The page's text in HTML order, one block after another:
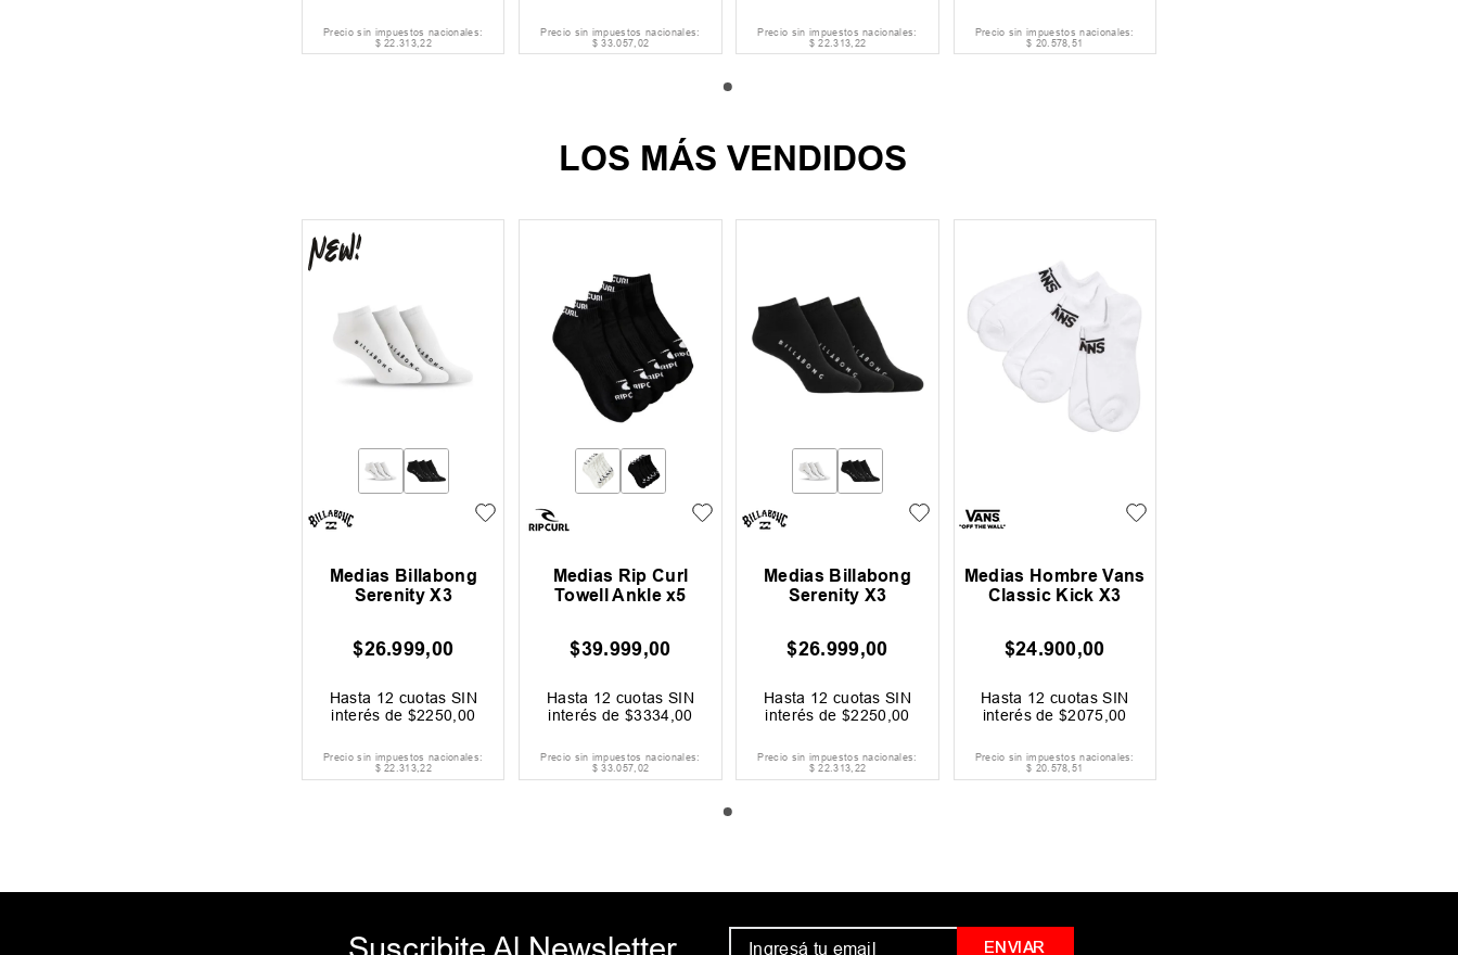
Precio sin impuestos nacionales:
$ 22.313,22
Precio sin impuestos nacionales:
$ 33.057,02
Precio sin impuestos nacionales:
$ 22.313,22
Precio sin impuestos nacionales:
$ 20.578,51
LOS MÁS VENDIDOS
Medias Billabong
Serenity X3
$26.999,00
Hasta 12 cuotas SIN
interés de $2250 00
Precio sin impuestos nacionales:
$ 22.313,22
Medias Rip Curl
Towell Ankle x5
$39.999,00
Hasta 12 cuotas SIN
interés de $3334 00
Precio sin impuestos nacionales:
$ 33.057,02
Medias Billabong
Serenity X3
$26.999,00
Hasta 12 cuotas SIN
interés de$2250 00
Precio sin impuestos nacionales:
$ 22.313,22
Medias Hombre Vans
Classic Kick X3
$24.900,00
Hasta 12 cuotas SIN
interés de$2075 ,00
Precio sin impuestos nacionales:
$ 20.578,51
ENVIAR